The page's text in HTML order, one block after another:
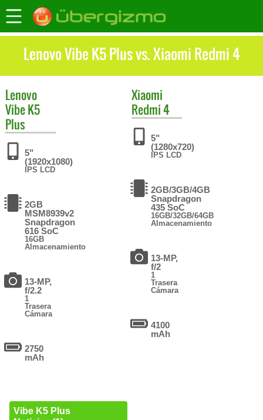
Lenovo Vibe K5 Plus vs. Xiaomi Redmi 4
Lenovo
Vibe K5
Plus
5"
(1920x1080)
IPS LCD
2GB
MSM8939v2
Snapdragon
616 SoC
16GB
Almacenamiento
13-MP,
f/2.2
1
Trasera
Cámara
2750
mAh
Vibe K5 Plus
Xiaomi
Redmi 4
5"
(1280x720)
IPS LCD
2GB/3GB/4GB
Snapdragon
435 SoC
16GB/32GB/64GB
Almacenamiento
13-MP,
f/2
1
Trasera
Cámara
4100
mAh